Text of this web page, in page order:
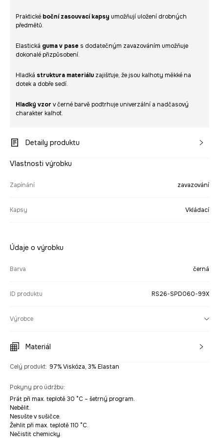
Praktické boční zasouvací kapsy umožňují uložení drobných
předmětů.
Elastická guma v pase s dodatečným zavazováním umožňuje
dokonalé přizpůsobení.
Hladká struktura materiálu zajišťuje, že jsou kalhoty měkké na
dotek a dobře sedí.
Hladký vzor v černé barvě podtrhuje univerzální a nadčasový
charakter kalhot.
Detaily produktu
Vlastnosti výrobku
Zapínání zavazování
Kapsy Vkládací
Údaje o výrobku
Barva černá
ID produktu RS26-SPD060-99X
Výrobce
Materiál
Celý produkt: 97% Viskóza, 3% Elastan
Pokyny pro údržbu:
Prát při max. teplotě 30 °C – šetrný program.
Nebělit.
Nesušte v sušičce.
Žehlit při max. teplotě 110 °C.
Nečistit chemicky.